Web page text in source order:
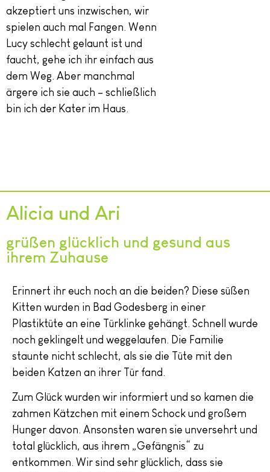
akzeptiert uns inzwischen, wir
spielen auch mal Fangen. Wenn
Lucy schlecht gelaunt ist und
faucht, gehe ich ihr einfach aus
dem Weg. Aber manchmal
ärgere ich sie auch – schließlich
bin ich der Kater im Haus.
Alicia und Ari
grüßen glücklich und gesund aus
ihrem Zuhause
Erinnert ihr euch noch an die beiden? Diese süßen
Kitten wurden in Bad Godesberg in einer
Plastiktüte an eine Türklinke gehängt. Schnell wurde
noch geklingelt und weggelaufen. Die Familie
staunte nicht schlecht, als sie die Tüte mit den
beiden Katzen an ihrer Tür fand.
Zum Glück wurden wir informiert und so kamen die
zahmen Kätzchen mit einem Schock und großem
Hunger davon. Ansonsten waren sie unversehrt und
total glücklich, aus ihrem „Gefängnis“ zu
entkommen. Wir sind sehr glücklich, dass sie